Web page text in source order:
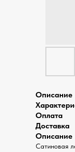
Описание
Оплата
Доставка
Описание
Сатиновая